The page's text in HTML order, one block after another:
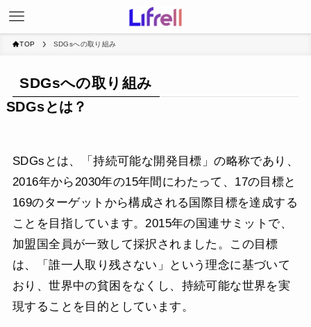
TOP SDGsへの取り組み
SDGsへの取り組み
SDGsとは？
SDGsとは、「持続可能な開発目標」の略称であり、
2016年から2030年の15年間にわたって、17の目標と
169のターゲットから構成される国際目標を達成する
ことを目指しています。2015年の国連サミットで、
加盟国全員が一致して採択されました。この目標
は、「誰一人取り残さない」という理念に基づいて
おり、世界中の貧困をなくし、持続可能な世界を実
現することを目的としています。